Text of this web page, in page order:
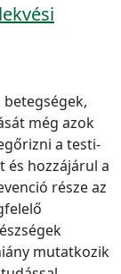
betegségek,
még azok
a testi-
és hozzájárul a
része az
mutatkozik